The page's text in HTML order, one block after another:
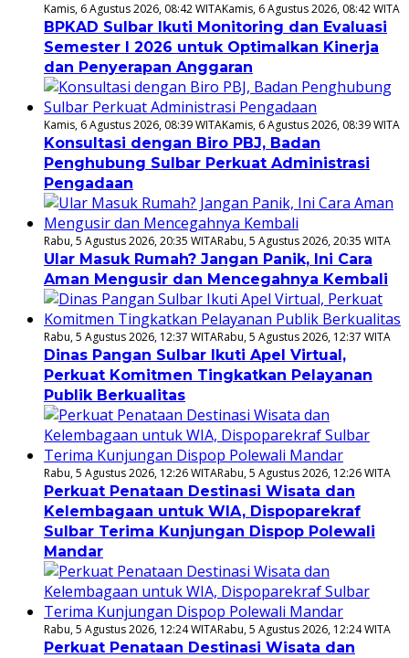
Kamis, 6 Agustus 2026, 08:42 WITAKamis, 6 Agustus 2026, 08:42 WITA
BPKAD Sulbar Ikuti Monitoring dan Evaluasi
Semester I 2026 untuk Optimalkan Kinerja
dan Penyerapan Anggaran
Kamis, 6 Agustus 2026, 08:39 WITAKamis, 6 Agustus 2026, 08:39 WITA
Konsultasi dengan Biro PBJ, Badan
Penghubung Sulbar Perkuat Administrasi
Pengadaan
Rabu, 5 Agustus 2026, 20:35 WITARabu, 5 Agustus 2026, 20:35 WITA
Ular Masuk Rumah? Jangan Panik, Ini Cara
Aman Mengusir dan Mencegahnya Kembali
Rabu, 5 Agustus 2026, 12:37 WITARabu, 5 Agustus 2026, 12:37 WITA
Dinas Pangan Sulbar Ikuti Apel Virtual,
Perkuat Komitmen Tingkatkan Pelayanan
Publik Berkualitas
Rabu, 5 Agustus 2026, 12:26 WITARabu, 5 Agustus 2026, 12:26 WITA
Perkuat Penataan Destinasi Wisata dan
Kelembagaan untuk WIA, Dispoparekraf
Sulbar Terima Kunjungan Dispop Polewali
Mandar
Rabu, 5 Agustus 2026, 12:24 WITARabu, 5 Agustus 2026, 12:24 WITA
Perkuat Penataan Destinasi Wisata dan